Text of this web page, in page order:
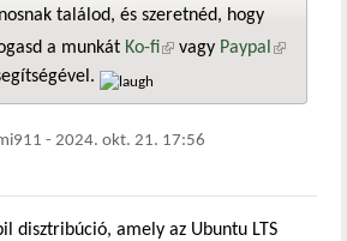
találod, és szeretnéd, hogy
a munkát Ko-fi(külső hivatkozás)
vagy Paypal
- 2024. okt. 21. 17:56
disztribúció, amely az Ubuntu LTS